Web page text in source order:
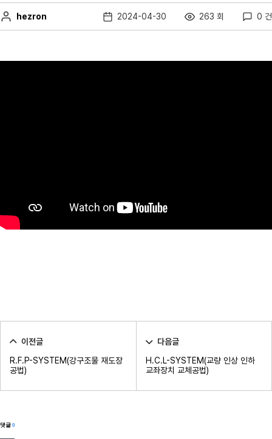
hezron 2024-04-30 263 회 0 건
이전글
R.F.P-SYSTEM(강구조물 재도장
공법)
다음글
H.C.L-SYSTEM(교량 인상 인하
교좌장치 교체공법)
댓글 0